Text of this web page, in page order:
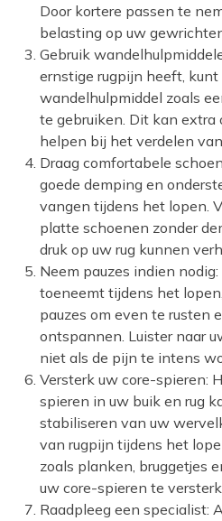
Door kortere passen te
belasting op uw
Gebruik
ernstige rugpijn heeft,
wandelhulpmiddel zoals
te gebruiken. Dit kan extra
helpen bij het verdelen
Draag comfortabele
goede demping en
vangen tijdens het lopen.
platte schoenen zonder
druk op uw rug kunnen
Neem pauzes indien
toeneemt tijdens het
pauzes om even te rusten
ontspannen. Luister naar
niet als de pijn te intens
Versterk uw core-spieren:
spieren in uw buik en rug
stabiliseren van uw
van rugpijn tijdens het
zoals planken, bruggetjes
uw core-spieren te
Raadpleeg een specialist: